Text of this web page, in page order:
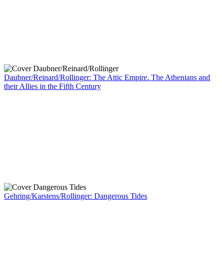
Daubner/Reinard/Rollinger: The Attic Empire. The Athenians and
their Allies in the Fifth Century
Gehring/Karstens/Rollinger: Dangerous Tides